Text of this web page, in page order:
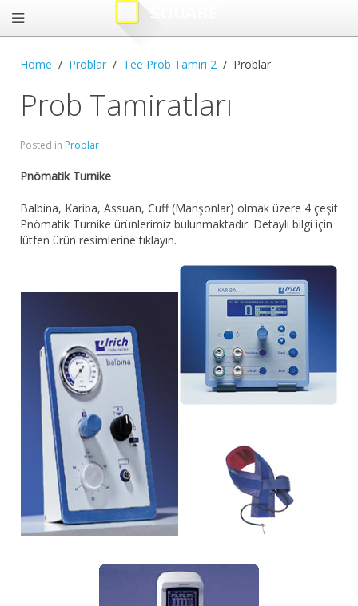
Home Problar Tee Prob Tamiri 2 Problar
Prob Tamiratları
Posted in Problar
Pnömatik Turnike
Balbina, Kariba, Assuan, Cuff (Manşonlar) olmak üzere 4 çeşit
Pnömatik Turnike ürünlerimiz bulunmaktadır. Detaylı bilgi için
lütfen ürün resimlerine tıklayın.